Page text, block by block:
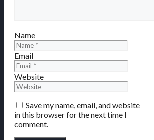
Name
Email
Website
Save my name, email, and website
in this browser for the next time I
comment.